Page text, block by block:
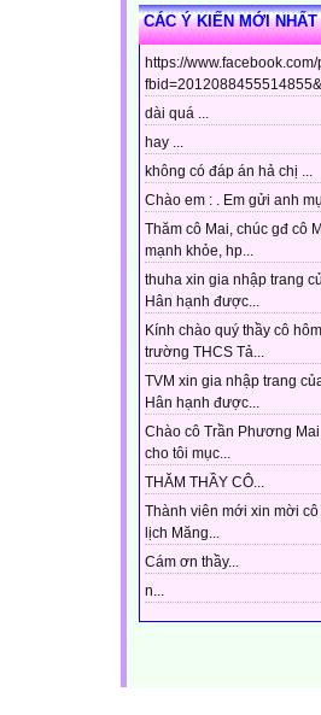
CÁC Ý KIẾN MỚI NHẤT
https://www.facebook.com/
dài quá ...
hay ...
không có đáp án hả chị ...
Chào em : . Em gửi anh
Thăm cô Mai, chúc gđ cô
mạnh khỏe, hp...
thuha xin gia nhập trang
Hân hạnh được...
Kính chào quý thầy cô
trường THCS Tả...
TVM xin gia nhập trang
Hân hạnh được...
Chào cô Trần Phương
cho tôi mục...
THĂM THẦY CÔ...
Thành viên mới xin mời cô
lịch Măng...
Cám ơn thầy...
n...